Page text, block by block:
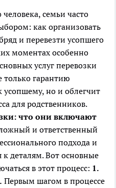
семьи часто
как организовать
и перевезти усопшего
моментах особенно
услуг перевозки
только гарантию
усопшему, но и облегчит
для родственников.
что они включают
и ответственный
подхода и
деталям. Вот основные
в этот процесс: 1.
Первым шагом в процессе